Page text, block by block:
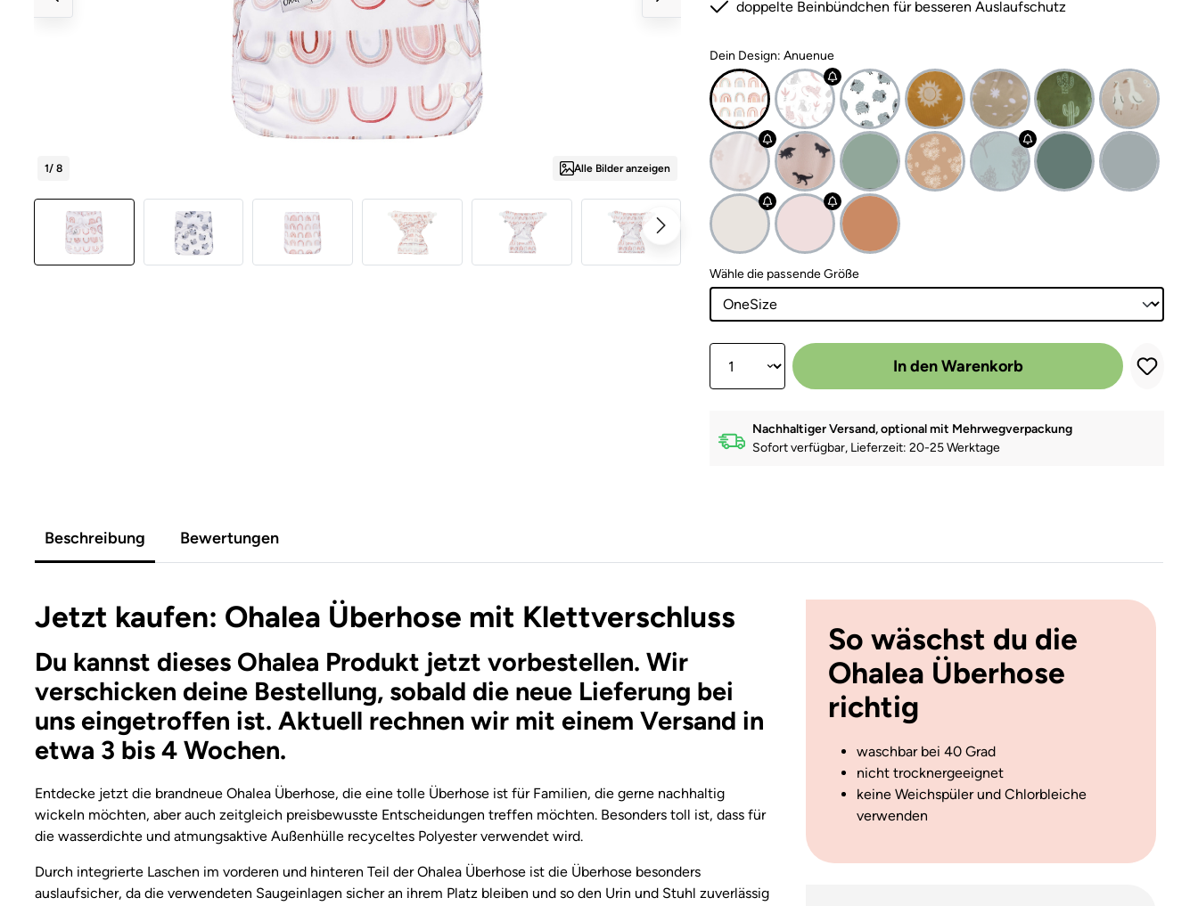
1/ 8 Alle Bilder anzeigen
doppelte Beinbündchen für besseren Auslaufschutz
Dein Design: Anuenue
Wähle die passende Größeauswählen
Produkt Anzahl: Gib den gewünschten Wert ein oder benutze die Schaltflächen um die
In den Warenkorb
Nachhaltiger Versand, optional mit Mehrwegverpackung
Sofort verfügbar, Lieferzeit: 20-25 Werktage
Beschreibung Bewertungen
Jetzt kaufen: Ohalea Überhose mit Klettverschluss
Du kannst dieses Ohalea Produkt jetzt vorbestellen. Wir
verschicken deine Bestellung, sobald die neue Lieferung bei
uns eingetroffen ist. Aktuell rechnen wir mit einem Versand in
etwa 3 bis 4 Wochen.
Entdecke jetzt die brandneue Ohalea Überhose, die eine tolle Überhose ist für Familien, die gerne nachhaltig
wickeln möchten, aber auch zeitgleich preisbewusste Entscheidungen treffen möchten. Besonders toll ist, dass für
die wasserdichte und atmungsaktive Außenhülle recyceltes Polyester verwendet wird.
Durch integrierte Laschen im vorderen und hinteren Teil der Ohalea Überhose ist die Überhose besonders
auslaufsicher, da die verwendeten Saugeinlagen sicher an ihrem Platz bleiben und so den Urin und Stuhl zuverlässig
So wäschst du die
Ohalea Überhose
richtig
waschbar bei 40 Grad
nicht trocknergeeignet
keine Weichspüler und Chlorbleiche
verwenden